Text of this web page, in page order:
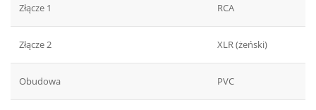
Złącze 1 RCA
Złącze 2 XLR (żeński)
Obudowa PVC